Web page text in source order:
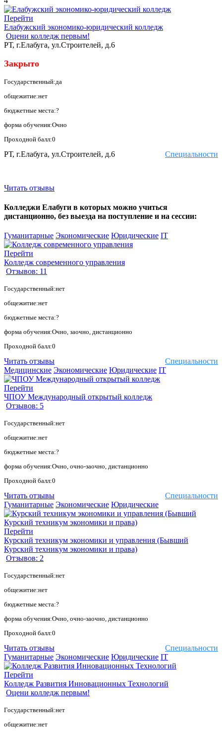
Перейти
Елабужский экономико-юридический колледж
Оцени колледж первым!
РТ, г.Елабуга, ул.Строителей, д.6
Закрыто
Государственный:да
общежитие:нет
бюджетные места:?
форма обучения:Очно
Проходной балл:0
Специальности
РТ, г.Елабуга, ул.Строителей, д.6
Читать отзывы
Колледжи Елабуги в которых можно учиться
дистанционно, без выезда на поступление и на сессии:
Гуманитарные Экономические Юридические IT
Перейти
Колледж современного управления
Отзывов: 11
Государственный:нет
общежитие:нет
бюджетные места:?
форма обучения:Очно, заочно, дистанционно
Проходной балл:0
Специальности
Читать отзывы
Медицинские Экономические Юридические IT
Перейти
ЧПОУ Международный открытый колледж
Отзывов: 5
Государственный:нет
общежитие:нет
бюджетные места:?
форма обучения:Очно, очно-заочно, дистанционно
Проходной балл:0
Специальности
Читать отзывы
Гуманитарные Экономические Юридические
Перейти
Курский техникум экономики и управления (Бывший
Курский техникум экономики и права)
Отзывов: 2
Государственный:нет
общежитие:нет
бюджетные места:?
форма обучения:Очно, очно-заочно, дистанционно
Проходной балл:0
Специальности
Читать отзывы
Гуманитарные Экономические Юридические IT
Перейти
Колледж Развития Инновационных Технологий
Оцени колледж первым!
Государственный:нет
общежитие:нет